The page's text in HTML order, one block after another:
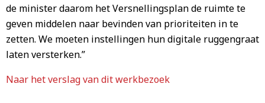
de minister daarom het Versnellingsplan de ruimte te
geven middelen naar bevinden van prioriteiten in te
zetten. We moeten instellingen hun digitale ruggengraat
laten versterken.”
Naar het verslag van dit werkbezoek